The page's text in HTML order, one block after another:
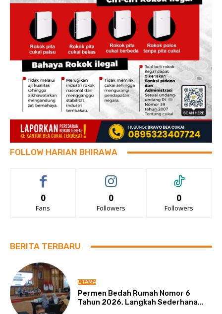
FOLLOW HARIAN BHIRAWA
0
Fans
0
Followers
0
Followers
BERITA TERBARU
UTAMA
Permen Bedah Rumah Nomor 6
Tahun 2026, Langkah Sederhana...